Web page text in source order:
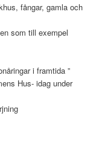
fångar, gamla och
som till exempel
i framtida ”
Hus- idag under